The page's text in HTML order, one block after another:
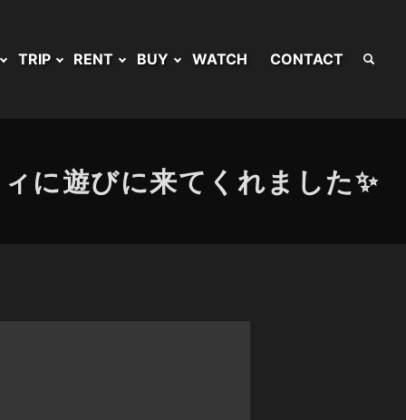
TRIP RENT BUY WATCH CONTACT
に遊びに来てくれました✨